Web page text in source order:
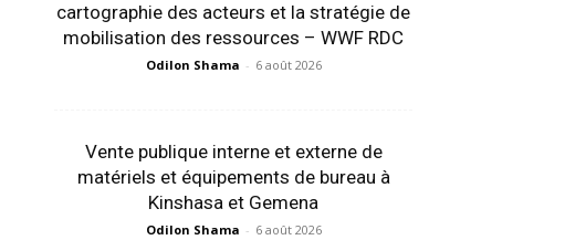
cartographie des acteurs et la stratégie de
mobilisation des ressources – WWF RDC
Odilon Shama - 6 août 2026
Vente publique interne et externe de
matériels et équipements de bureau à
Kinshasa et Gemena
Odilon Shama - 6 août 2026